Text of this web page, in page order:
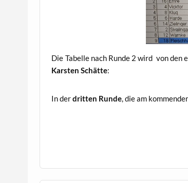
Die Tabelle nach Runde 2 wird von
Karsten Schätte:
In derdritten Runde, die am